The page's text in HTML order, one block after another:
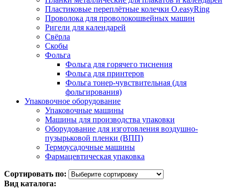
Пластиковые переплётные колечки O.easyRing
Проволока для проволокошвейных машин
Ригели для календарей
Свёрла
Скобы
Фольга
Фольга для горячего тиснения
Фольга для принтеров
Фольга тонер-чувствительная (для
фольгирования)
Упаковочное оборудование
Упаковочные машины
Машины для производства упаковки
Оборудование для изготовления воздушно-
пузырьковой пленки (ВПП)
Термоусадочные машины
Фармацевтическая упаковка
Сортировать по:
Вид каталога: